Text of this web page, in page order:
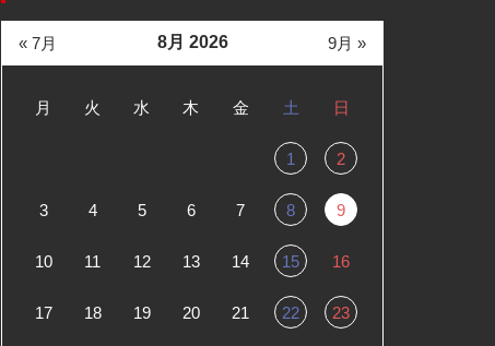
8月 2026
月 火 水 木 金 土 日
1 2
3 4 5 6 7 8 9
10 11 12 13 14 15 16
17 18 19 20 21 22 23
« 7月 9月 »